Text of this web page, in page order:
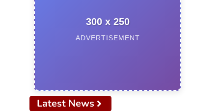
300 x 250
ADVERTISEMENT
Latest News